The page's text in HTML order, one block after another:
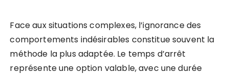
Face aux situations complexes, l’ignorance des
comportements indésirables constitue souvent la
méthode la plus adaptée. Le temps d’arrêt
représente une option valable, avec une durée